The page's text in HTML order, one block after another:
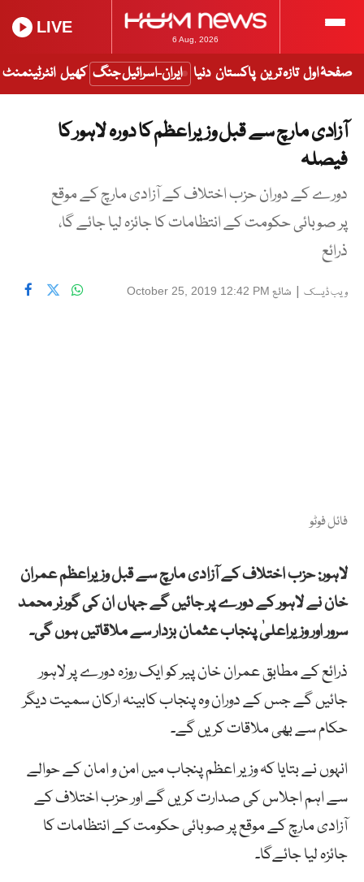
6 Aug, 2026
LIVE
صفحۂ اول تازہ ترین پاکستان دنیا ایران-اسرائیل جنگ کھیل انٹرٹینمنٹ
آزادی مارچ سے قبل وزیراعظم کا دورہ لاہور کا
فیصلہ
دورے کے دوران حزب اختلاف کے آزادی مارچ کے موقع
پر صوبائی حکومت کے انتظامات کا جائزہ لیا جائے گا،
ذرائع
ویب ڈیسک | شائع October 25, 2019 12:42 PM
فائل فوٹو
لاہور: حزب اختلاف کے آزادی مارچ سے قبل وزیراعظم عمران
خان نے لاہور کے دورے پر جائیں گے جہاں ان کی گورنر محمد
سرور اور وزیراعلیٰ پنجاب عثمان بزدار سے ملاقاتیں ہوں گی۔
ذرائع کے مطابق عمران خان پیر کو ایک روزہ دورے پر لاہور
جائیں گے جس کے دوران وہ پنجاب کابینہ ارکان سمیت دیگر
حکام سے بھی ملاقات کریں گے۔
انہوں نے بتایا کہ وزیر اعظم پنجاب میں امن و امان کے حوالے
سے اہم اجلاس کی صدارت کریں گے اور حزب اختلاف کے
آزادی مارچ کے موقع پر صوبائی حکومت کے انتظامات کا
جائزہ لیا جائےگا۔